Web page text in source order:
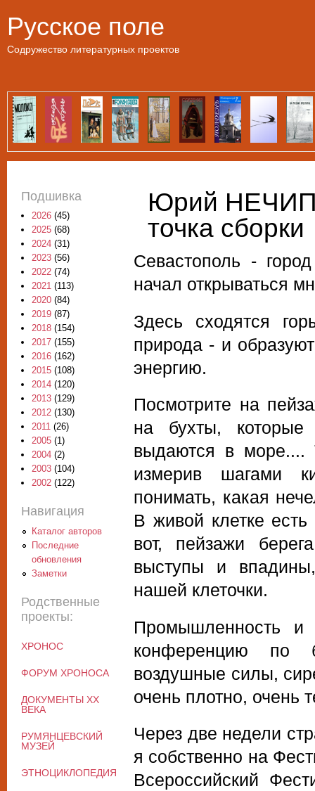
Русское поле
Содружество литературных проектов
Юрий
точка сборки
Севастополь -
начал открываться
Здесь сходятся
природа - и
энергию.
Посмотрите на
на бухты,
выдаются в море....
измерив шагами
понимать, какая
В живой клетке есть
вот, пейзажи
выступы и
нашей клеточки.
Промышленность
конференцию по
воздушные силы,
очень плотно, очень
Через две недели
я собственно на
Всероссийский
Подшивка
2026 (45)
2025 (68)
2024 (31)
2023 (56)
2022 (74)
2021 (113)
2020 (84)
2019 (87)
2018 (154)
2017 (155)
2016 (162)
2015 (108)
2014 (120)
2013 (129)
2012 (130)
2011 (26)
2005 (1)
2004 (2)
2003 (104)
2002 (122)
Навигация
Каталог авторов
Последние
обновления
Заметки
Родственные
проекты:
ХРОНОС
ФОРУМ ХРОНОСА
ДОКУМЕНТЫ XX
ВЕКА
РУМЯНЦЕВСКИЙ
МУЗЕЙ
ЭТНОЦИКЛОПЕДИЯ